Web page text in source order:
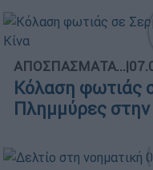
ΑΠΟΣΠΑΣΜΑΤΑ...|
Κόλαση φωτιάς
Πλημμύρες στην